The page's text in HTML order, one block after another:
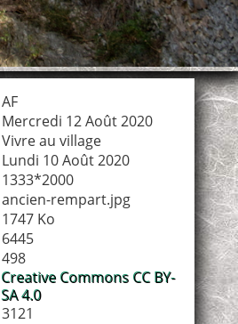
AF
Mercredi 12 Août 2020
Vivre au village
Lundi 10 Août 2020
1333*2000
ancien-rempart.jpg
1747 Ko
6445
498
Creative Commons CC BY-
SA 4.0
3121